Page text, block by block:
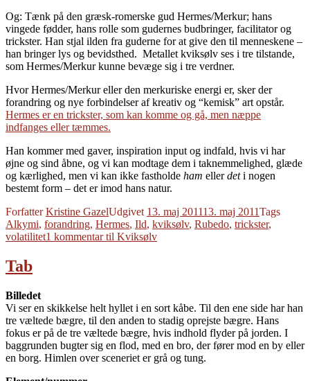
Og: Tænk på den græsk-romerske gud Hermes/Merkur; hans
vingede fødder, hans rolle som gudernes budbringer, facilitator og
trickster. Han stjal ilden fra guderne for at give den til menneskene –
han bringer lys og bevidsthed. Metallet kviksølv ses i tre tilstande,
som Hermes/Merkur kunne bevæge sig i tre verdner.
Hvor Hermes/Merkur eller den merkuriske energi er, sker der
forandring og nye forbindelser af kreativ og “kemisk” art opstår.
Hermes er en trickster, som kan komme og gå, men næppe
indfanges eller tæmmes.
Han kommer med gaver, inspiration input og indfald, hvis vi har
øjne og sind åbne, og vi kan modtage dem i taknemmelighed, glæde
og kærlighed, men vi kan ikke fastholde ham ellerdeti nogen
bestemt form – det er imod hans natur.
ForfatterKristine GazelUdgivet 13. maj 201113. maj 2011Tags
Alkymi, forandring, Hermes, Ild, kviksølv, Rubedo, trickster,
volatilitet1 kommentartil Kviksølv
Tab
Billedet
Vi ser en skikkelse helt hyllet i en sort kåbe. Til den ene side har han
tre væltede bægre, til den anden to stadig oprejste bægre. Hans
fokus er på de tre væltede bægre, hvis indhold flyder på jorden. I
baggrunden bugter sig en flod, med en bro, der fører mod en by eller
en borg. Himlen over sceneriet er grå og tung.